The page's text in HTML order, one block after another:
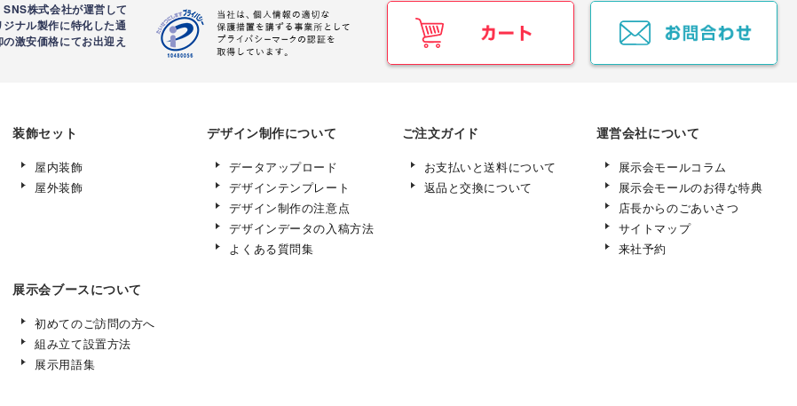
株式会社が運営して
ナル製作に特化した通
激安価格にてお出迎え
装飾セット
屋内装飾
屋外装飾
展示会ブースについて
初めてのご訪問の方へ
組み立て設置方法
展示用語集
デザイン制作について
データアップロード
デザインテンプレート
デザイン制作の注意点
デザインデータの入稿方法
よくある質問集
ご注文ガイド
お支払いと送料について
返品と交換について
運営会社について
展示会モールコラム
展示会モールのお得な特典
店長からのごあいさつ
サイトマップ
来社予約